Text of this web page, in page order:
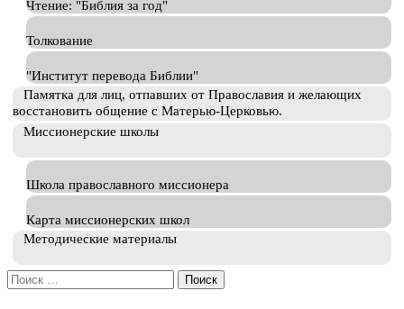
Чтение: "Библия за год"
Толкование
"Институт перевода Библии"
Памятка для лиц, отпавших от Православия и желающих
восстановить общение с Матерью-Церковью.
Миссионерские школы
Школа православного миссионера
Карта миссионерских школ
Методические материалы
Искать: